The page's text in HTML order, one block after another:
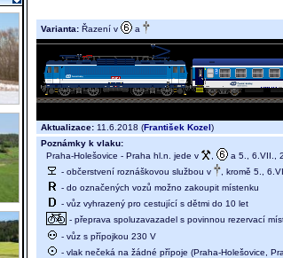
Varianta: Řazení v a
Aktualizace: 11.6.2018 (František Kozel)
Poznámky k vlaku:
Praha-Holešovice - Praha hl.n. jede v
a 5., 6.VII.,
- občerstvení roznáškovou službou v
, kromě 5.,
- do označených vozů možno zakoupit místenku
- vůz vyhrazený pro cestující s dětmi do 10 let
- přeprava spoluzavazadel s povinnou rezervací
- vůz s přípojkou 230 V
- vlak nečeká na žádné přípoje (Praha-Holešovice,